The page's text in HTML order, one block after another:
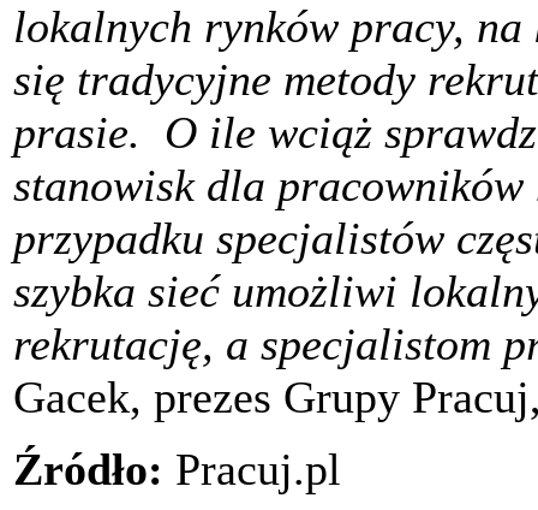
lokalnych rynków pracy,
się tradycyjne metody
prasie. O ile wciąż
stanowisk dla
przypadku specjalistów
szybka sieć umożliwi
rekrutację, a specjalistom
Gacek, prezes Grupy
Źródło: Pracuj.pl